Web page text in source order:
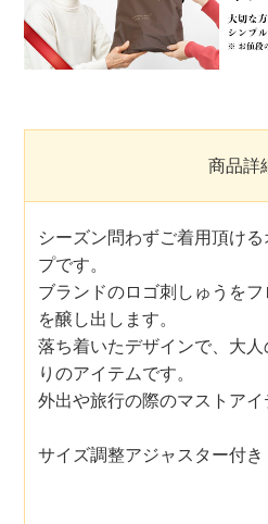
商品詳
シーズン問わずご着用頂け
プです。
ブランドのロゴ刺しゅうを
を醸し出します。
落ち着いたデザインで、大
りのアイテムです。
外出や旅行の際のマストアイ
サイズ調整アジャスター付き